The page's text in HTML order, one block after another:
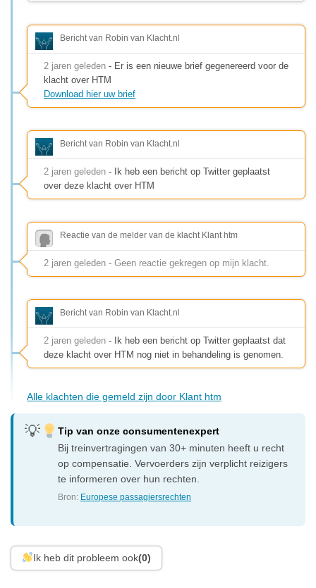
Bericht van Robin van Klacht.nl
2 jaren geleden - Er is een nieuwe brief gegenereerd voor de
klacht over HTM
Download hier uw brief
Bericht van Robin van Klacht.nl
2 jaren geleden - Ik heb een bericht op Twitter geplaatst
over deze klacht over HTM
Reactie van de melder van de klacht Klant htm
2 jaren geleden - Geen reactie gekregen op mijn klacht.
Bericht van Robin van Klacht.nl
2 jaren geleden - Ik heb een bericht op Twitter geplaatst dat
deze klacht over HTM nog niet in behandeling is genomen.
Alle klachten die gemeld zijn door Klant htm
Tip van onze consumentenexpert
Bij treinvertragingen van 30+ minuten heeft u recht
op compensatie. Vervoerders zijn verplicht reizigers
te informeren over hun rechten.
Bron: Europese passagiersrechten
Ik heb dit probleem ook(0)